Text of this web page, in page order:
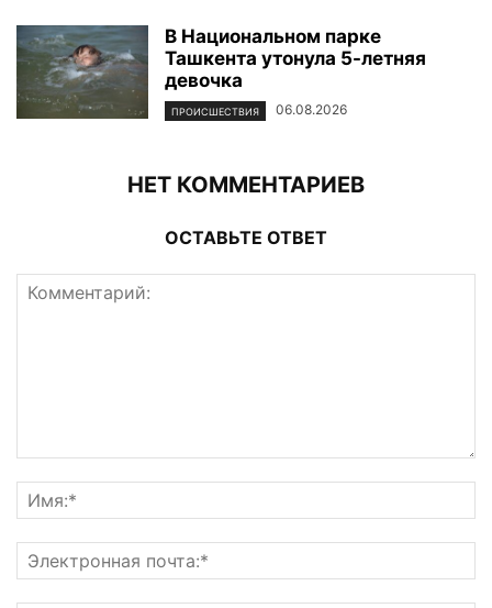
В Национальном парке
Ташкента утонула 5-летняя
девочка
ПРОИСШЕСТВИЯ 06.08.2026
НЕТ КОММЕНТАРИЕВ
ОСТАВЬТЕ ОТВЕТ